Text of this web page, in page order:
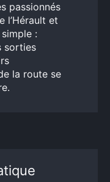
passionnés
l’Hérault et
:
sorties
la route se